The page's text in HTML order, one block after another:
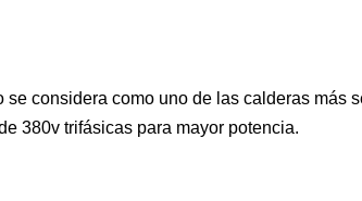
considera como uno de las calderas más
380v trifásicas para mayor potencia.